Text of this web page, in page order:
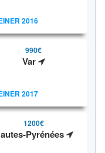
2016
990€
Var
2017
1200€
Pyrénées